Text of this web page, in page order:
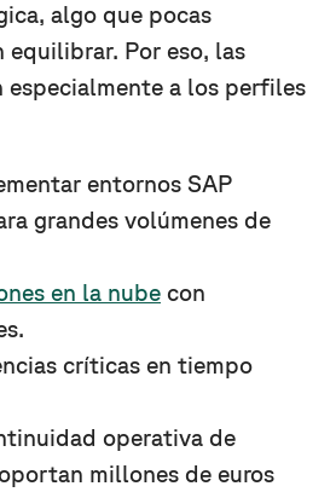
algo que pocas
equilibrar. Por eso, las
especialmente a los perfiles
entornos SAP
grandes volúmenes de
en la nube con
críticas en tiempo
operativa de
millones de euros